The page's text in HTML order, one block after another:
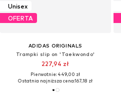
Unisex
OFERTA
ADIDAS ORIGINALS
Trampki slip on 'Taekwondo'
227,94 zł
Pierwotnie: 449,00 zł
Ostatnia najniższa cena:167,18 zł